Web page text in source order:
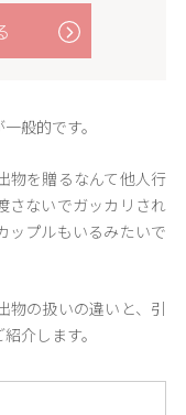
般的です。
物を贈るなんて他人行
さないでガッカリされ
ップルもいるみたいで
物の扱いの違いと、引
介します。